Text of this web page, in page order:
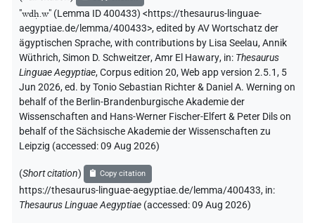
𓎘𓎛𓏲𓏊𓏥 | 1× N.m:sg (1)
𓎛𓅱𓂧𓏐𓏖𓏊 | 1× N.m:sg (1)
𓎛𓅱𓂧𓏑𓏊𓏖 | 1× N.m:sg (1)
𓎛𓅱𓏏𓂧𓏑𓂂𓏊 | 1× N.m:sg ( 1)
𓎛𓅱𓏐𓏊𓏐𓏖 | 1× N.m:sg (1
𓎛𓅱𔏅 | 1× N.m:sg (1)
"wdḥ.w" (Lemma ID 400433) <https://thesaurus-linguae-
aegyptiae.de/lemma/400433>,edited by AV Wortschatz der
ägyptischen Sprache,with contributions by Lisa Seelau,Annik
Wüthrich,Simon D. Schweitzer,Amr El Hawary, in: Thesaurus
Linguae Aegyptiae,Corpus edition 20, Web app version 2.5.1, 5
Jun 2026, ed. by Tonio Sebastian Richter & Daniel A. Werning on
behalf of the Berlin-Brandenburgische Akademie der
Wissenschaften and Hans-Werner Fischer-Elfert & Peter Dils on
behalf of the Sächsische Akademie der Wissenschaften zu
Leipzig (accessed:09 Aug 2026)
(Short citation) Copy citation
https://thesaurus-linguae-aegyptiae.de/lemma/400433, in:
Thesaurus Linguae Aegyptiae (accessed:09 Aug 2026)